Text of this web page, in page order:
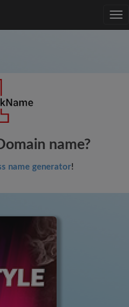
name?
name generator!